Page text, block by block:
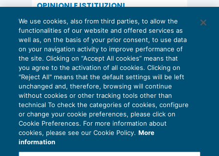
OPINIONI E ISTITUZIONI
Valorizzare il potenziale dello Studio:
una riflessione sul futuro della
consulenza del lavoro
15 Giugno 2026
di Milena Montanari
Privacy Policy
Cookie Policy
We use cookies, also from third parties, to allow the
functionalities of our website and offered services as
well as, on the basis of your prior consent, to use data
on your navigation activity to improve performance of
the site. Clicking on “Accept All cookies” means that
you agree to the activation of all cookies. Clicking on
"Reject All" means that the default settings will be left
unchanged and, therefore, browsing will continue
without cookies or other tracking tools other than
technical To check the categories of cookies, configure
or change your cookie preferences, please click on
Cookie Preferences. For more information about
cookies, please see our Cookie Policy. More
information